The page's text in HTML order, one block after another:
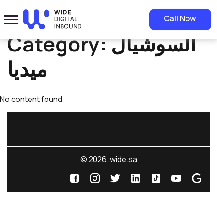
Call Now
Home» السوشيال ميديا
Category:السوشيال
ميديا
No content found
© 2026. wide.sa